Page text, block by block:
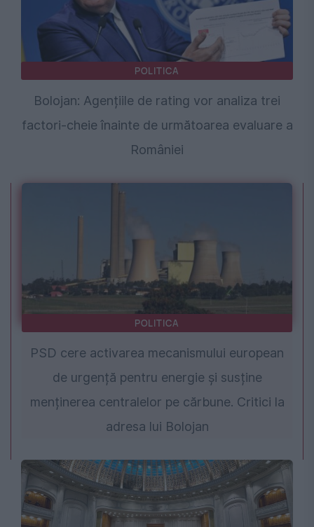
POLITICA
Bolojan: Agențiile de rating vor analiza trei
factori-cheie înainte de următoarea evaluare a
României
POLITICA
PSD cere activarea mecanismului european
de urgență pentru energie și susține
menținerea centralelor pe cărbune. Critici la
adresa lui Bolojan